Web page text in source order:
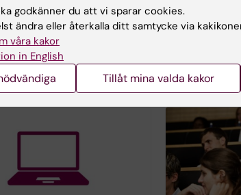
godkänner du att vi sparar cookies.
ändra eller återkalla ditt samtycke via
våra kakor
in English
Tillåt mina valda kakor